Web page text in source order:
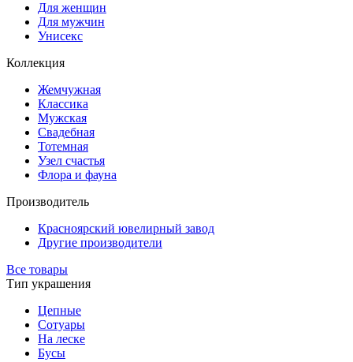
Для женщин
Для мужчин
Унисекс
Коллекция
Жемчужная
Классика
Мужская
Свадебная
Тотемная
Узел счастья
Флора и фауна
Производитель
Красноярский ювелирный завод
Другие производители
Все товары
Тип украшения
Цепные
Сотуары
На леске
Бусы